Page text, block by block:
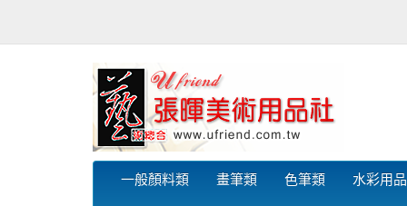
一般顏料類 畫筆類 色筆類 水彩用品